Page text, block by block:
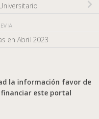
en Abril 2023
la información favor de
este portal